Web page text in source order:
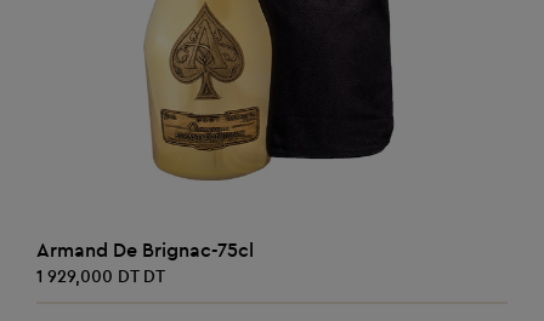
AJOUTER AU PANIER
Armand De Brignac-75cl
1 929,000 DT DT